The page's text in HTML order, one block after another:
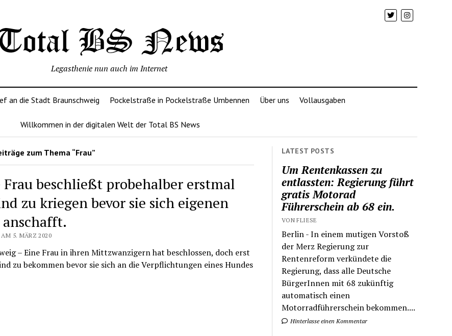
Legasthenie nun auch im Internet
an die Stadt Braunschweig Pockelstraße in Pockelstraße Umbennen Über uns Vollausgaben
Willkommen in der digitalen Welt der Total BS News
zum Thema “Frau”
Frau beschließt probehalber erstmal
zu kriegen bevor sie sich eigenen
5. MÄRZ 2020
– Eine Frau in ihren Mittzwanzigern hat beschlossen, doch erst
zu bekommen bevor sie sich an die Verpflichtungen eines Hundes
LATEST POSTS
Um Rentenkassen zu
entlassten: Regierung führt
gratis Motorad
Führerschein ab 68 ein.
VON FLIESE
Berlin - In einem mutigen Vorstoß
der Merz Regierung zur
Rentenreform verkündete die
Regierung, dass alle Deutsche
BürgerInnen mit 68 zukünftig
automatisch einen
Motorradführerschein bekommen....
Hinterlasse einen Kommentar